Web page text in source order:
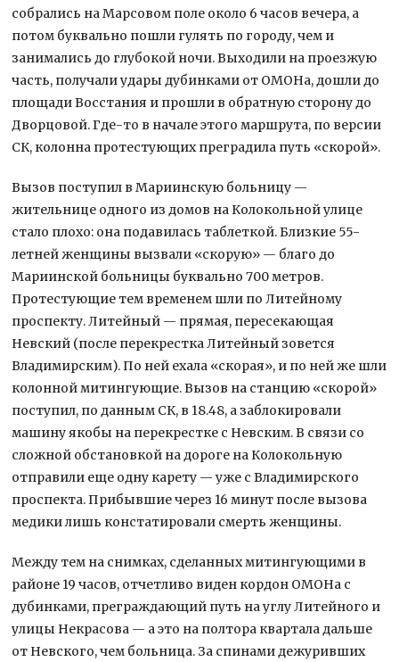
собрались на Марсовом поле около 6часов вечера, а
потом буквально пошли гулять по городу, чем и
занимались до глубокой ночи. Выходили на проезжую
часть, получали удары дубинками от ОМОНа, дошли до
площади Восстания и прошли в обратную сторону до
Дворцовой. Где-то в начале этого маршрута, по версии
СК, колонна протестующих преградила путь «скорой».
Вызов поступил в Мариинскую больницу —
жительнице одного из домов на Колокольной улице
стало плохо: она подавилась таблеткой. Близкие 55-
летней женщины вызвали «скорую» — благо до
Мариинской больницы буквально 700 метров.
Протестующие тем временем шли по Литейному
проспекту. Литейный — прямая, пересекающая
Невский (после перекрестка Литейный зовется
Владимирским). По ней ехала «скорая», и по ней же шли
колонной митингующие. Вызов на станцию «скорой»
поступил, по данным СК, в 18.48, а заблокировали
машину якобы на перекрестке с Невским. В связи со
сложной обстановкой на дороге на Колокольную
отправили еще одну карету — уже с Владимирского
проспекта. Прибывшие через 16 минут после вызова
медики лишь констатировали смерть женщины.
Между тем на снимках, сделанных митингующими в
районе 19 часов, отчетливо виден кордон ОМОНа с
дубинками, преграждающий путь на углу Литейного и
улицы Некрасова — а это на полтора квартала дальше
от Невского, чем больница. За спинами дежуривших